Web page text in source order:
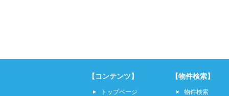
【コンテンツ】
トップページ
【物件検索】
物件検索